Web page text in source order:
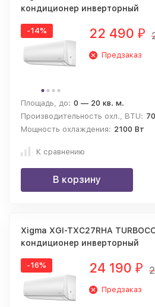
кондиционер инверторный
-14% 22 490 ₽
Предзаказ
Площадь, до: 0 — 20 кв. м.
Производительность охл., BTU:
Мощность охлаждения: 2100 Вт
К сравнению
В корзину
Xigma XGI-TXC27RHA
кондиционер инверторный
-16% 24 190 ₽
Предзаказ